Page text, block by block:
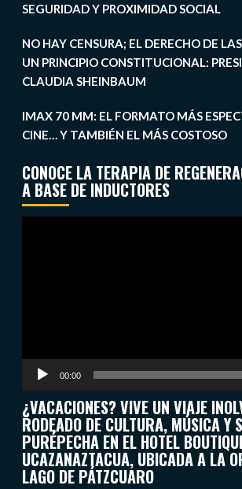
SEGURIDAD Y PROXIMIDAD SOCIAL
NO HAY CENSURA; EL DERECHO DE
UN PRINCIPIO CONSTITUCIONAL:
CLAUDIA SHEINBAUM
IMAX 70 MM: EL FORMATO MÁS
CINE… Y TAMBIÉN EL MÁS COSTOSO
CONOCE LA TERAPIA DE
A BASE DE INDUCTORES
00:00
¿VACACIONES? VIVE UN VIAJE
RODEADO DE CULTURA, MÚSICA Y
PURÉPECHA EN EL HOTEL
UCAZANAZTACUA, UBICADA A LA
LAGO DE PÁTZCUARO